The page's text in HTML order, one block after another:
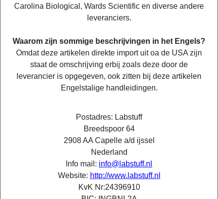
Carolina Biological, Wards Scientific en diverse andere
leveranciers.
Waarom zijn sommige beschrijvingen in het Engels?
Omdat deze artikelen direkte import uit oa de USA zijn
staat de omschrijving erbij zoals deze door de
leverancier is opgegeven, ook zitten bij deze artikelen
Engelstalige handleidingen.
Postadres: Labstuff
Breedspoor 64
2908 AA Capelle a/d ijssel
Nederland
Info mail: info@labstuff.nl
Website: http://www.labstuff.nl
KvK Nr:24396910